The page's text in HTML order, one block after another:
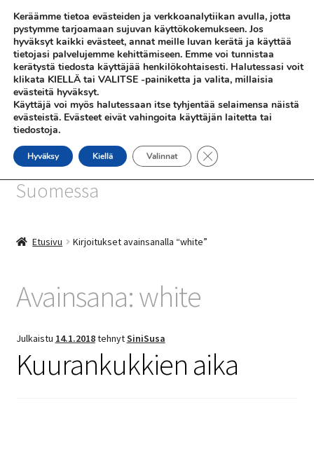
Siirry
navigointiin
Siirry
sisältöön
Valikko
SHOP
INFO
SiniSusan kortit painetaan
Suomessa
Etusivu Kirjoitukset avainsanalla “white”
Avainsana:white
Julkaistu 14.1.2018tehnytSiniSusa
Kuurankukkien aika
Keräämme tietoa evästeiden ja verkkoanalytiikan avulla, jotta
pystymme tarjoamaan sujuvan käyttökokemukseen. Jos
hyväksyt kaikki evästeet, annat meille luvan kerätä ja käyttää
tietojasi palvelujemme kehittämiseen. Emme voi tunnistaa
kerätystä tiedosta käyttäjää henkilökohtaisesti. Halutessasi voit
klikata KIELLÄ tai VALITSE -painiketta ja valita, millaisia
evästeitä hyväksyt.
Käyttäjä voi myös halutessaan itse tyhjentää selaimensa näistä
evästeistä. Evästeet eivät vahingoita käyttäjän laitetta tai
tiedostoja.
Hyväksy Kiellä Valinnat Sulje evästebanneri